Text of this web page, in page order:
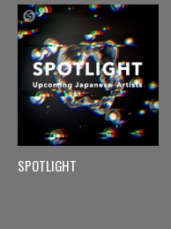
SPOTLIGHT